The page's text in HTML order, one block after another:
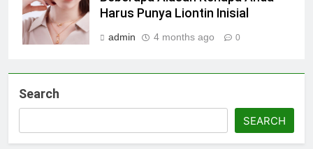
Harus Punya Liontin Inisial
admin 4 months ago 0
Search
SEARCH